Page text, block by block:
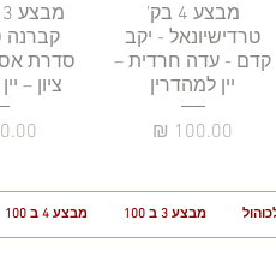
תצוגה מהירה
מבצע 4 בק'
טרדישיונאל - יקב
קדם - עדה חרדית –
יין למהדרין
מחיר
קברנה
סדרת
ציון –
מבצע 4 ב 100 מבצע 3 ב 100